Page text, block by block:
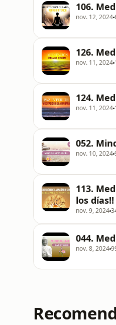
106.
nov. 12, 2024
126.
nov. 11, 2024
124.
nov. 11, 2024
052.
nov. 10, 2024
113.
los días!!
nov. 9, 2024
044.
nov. 8, 2024